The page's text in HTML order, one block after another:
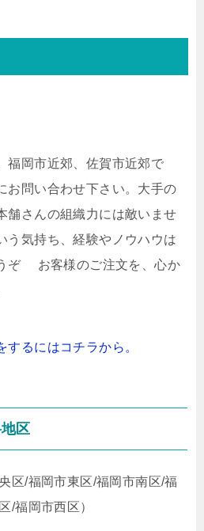
福岡市近郊、佐賀市近郊で
お問い合わせ下さい。大手の
舗さんの組織力には敵いませ
う気持ち、経験やノウハウは
ぞ お客様のご注文を、心か
るにはコチラから。
区
区/福岡市東区/福岡市南区/福
/福岡市西区）